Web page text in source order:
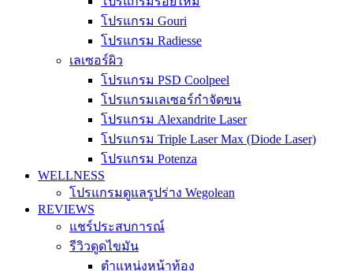
โปรแกรม Gouri
โปรแกรม Radiesse
เลเซอร์ผิว
โปรแกรม PSD Coolpeel
โปรแกรมเลเซอร์กำจัดขน
โปรแกรม Alexandrite Laser
โปรแกรม Triple Laser Max (Diode Laser)
โปรแกรม Potenza
WELLNESS
โปรแกรมดูแลรูปร่าง Wegolean
REVIEWS
แชร์ประสบการณ์
รีวิวดูดไขมัน
ตำแหน่งหน้าท้อง